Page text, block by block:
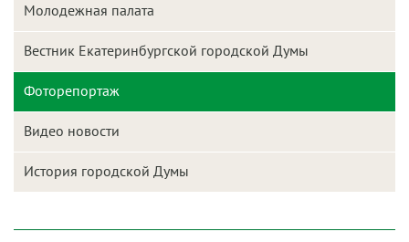
Молодежная палата
Вестник Екатеринбургской городской Думы
Фоторепортаж
Видео новости
История городской Думы